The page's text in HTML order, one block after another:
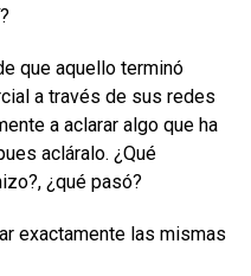
que aquello terminó
a través de sus redes
a aclarar algo que ha
acláralo. ¿Qué
¿qué pasó?
exactamente las mismas